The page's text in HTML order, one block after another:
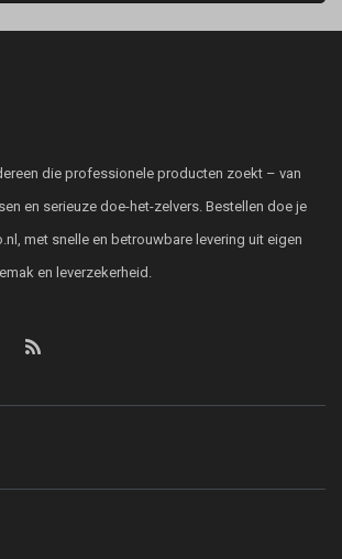
die professionele producten zoekt – van
en serieuze doe-het-zelvers. Bestellen doe je
met snelle en betrouwbare levering uit eigen
en leverzekerheid.